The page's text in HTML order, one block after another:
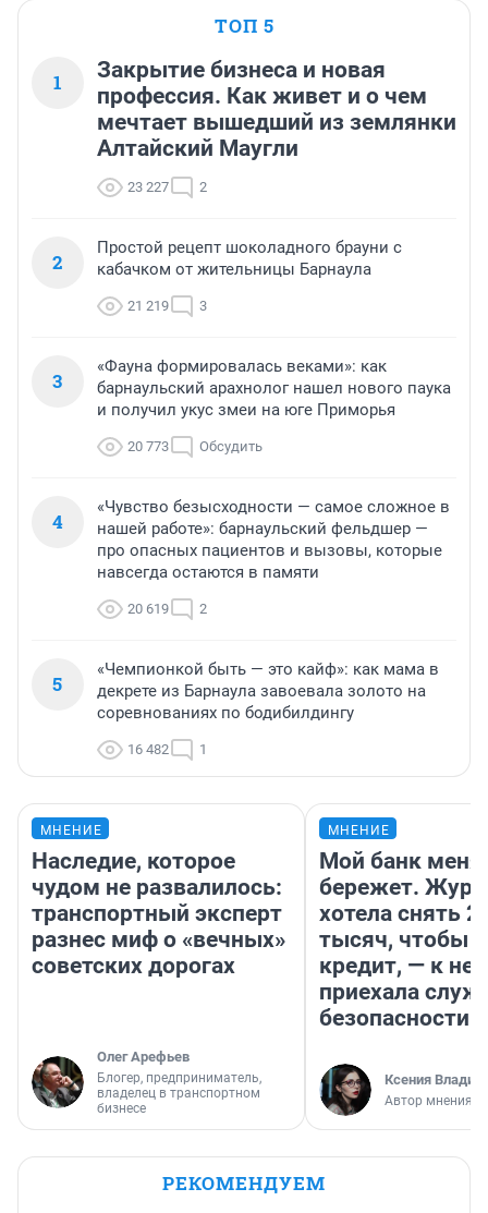
ТОП 5
1
Закрытие бизнеса и новая
профессия. Как живет и о чем
мечтает вышедший из землянки
Алтайский Маугли
23 227 2
2
Простой рецепт шоколадного брауни с
кабачком от жительницы Барнаула
21 219 3
3
«Фауна формировалась веками»: как
барнаульский арахнолог нашел нового паука
и получил укус змеи на юге Приморья
20 773 Обсудить
4
«Чувство безысходности — самое сложное в
нашей работе»: барнаульский фельдшер —
про опасных пациентов и вызовы, которые
навсегда остаются в памяти
20 619 2
5
«Чемпионкой быть — это кайф»: как мама в
декрете из Барнаула завоевала золото на
соревнованиях по бодибилдингу
16 482 1
МНЕНИЕ
Наследие, которое
чудом не развалилось:
транспортный эксперт
разнес миф о «вечных»
советских дорогах
Олег Арефьев
Блогер, предприниматель,
владелец в транспортном
бизнесе
МНЕНИЕ
Мой банк меня
бережет.
хотела снять
тысяч, чтобы
кредит, — к
приехала
безопасности
Ксения
Автор мнения
РЕКОМЕНДУЕМ